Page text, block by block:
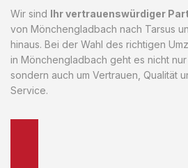
Wir sind Ihr vertrauenswürdiger
von Mönchengladbach nach Tarsus
hinaus. Bei der Wahl des richtigen
in Mönchengladbach geht es nicht nur
sondern auch um Vertrauen, Qualität
Service.